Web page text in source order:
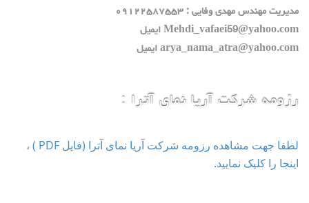
مديريت مهندس مهدي وفايي : ٠٩١٢٢٥٨٧٥٥٣
Mehdi_vafaei59@yahoo.com ايميل
arya_nama_atra@yahoo.com ايميل
رزومه شرکت آریا نمای آترا :
لطفا جهت مشاهده رزومه شرکت آریا نمای آترا (فایل PDF ) ،
اینجا را کلیک نمایید.